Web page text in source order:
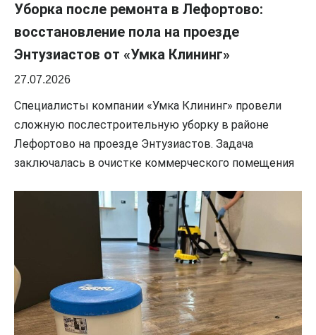
Уборка после ремонта в Лефортово:
восстановление пола на проезде
Энтузиастов от «Умка Клининг»
27.07.2026
Специалисты компании «Умка Клининг» провели
сложную послестроительную уборку в районе
Лефортово на проезде Энтузиастов. Задача
заключалась в очистке коммерческого помещения